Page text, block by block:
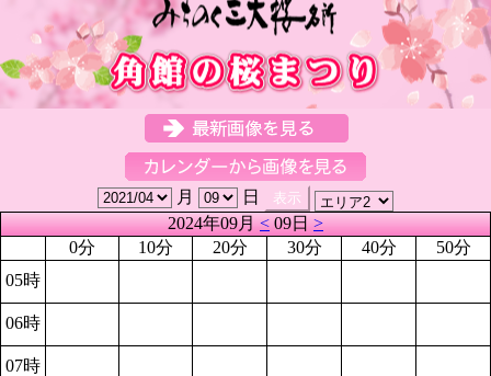
月
日
2024年09月<09日>
0分
10分 20分 30分 40分
50分
05時
06時
07時